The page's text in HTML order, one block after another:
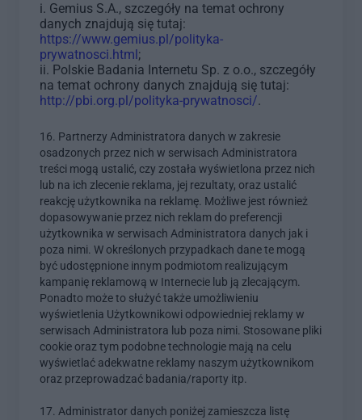
i. Gemius S.A., szczegóły na temat ochrony
danych znajdują się tutaj:
https://www.gemius.pl/polityka-
prywatnosci.html ;
ii. Polskie Badania Internetu Sp. z o.o., szczegóły
na temat ochrony danych znajdują się tutaj:
http://pbi.org.pl/polityka-prywatnosci/.
16. Partnerzy Administratora danych w zakresie
osadzonych przez nich w serwisach Administratora
treści mogą ustalić, czy została wyświetlona przez nich
lub na ich zlecenie reklama, jej rezultaty, oraz ustalić
reakcję użytkownika na reklamę. Możliwe jest również
dopasowywanie przez nich reklam do preferencji
użytkownika w serwisach Administratora danych jak i
poza nimi. W określonych przypadkach dane te mogą
być udostępnione innym podmiotom realizującym
kampanię reklamową w Internecie lub ją zlecającym.
Ponadto może to służyć także umożliwieniu
wyświetlenia Użytkownikowi odpowiedniej reklamy w
serwisach Administratora lub poza nimi. Stosowane pliki
cookie oraz tym podobne technologie mają na celu
wyświetlać adekwatne reklamy naszym użytkownikom
oraz przeprowadzać badania/raporty itp.
17. Administrator danych poniżej zamieszcza listę